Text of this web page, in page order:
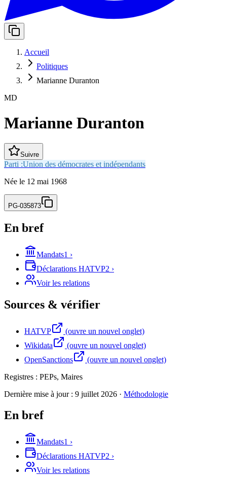
Accueil
Politiques
Marianne Duranton
MD
Marianne Duranton
Suivre
Parti :Union des démocrates et indépendants
Née le 12 mai 1968
PG-035873
En bref
Mandats1 ›
Déclarations HATVP2 ›
Voir les relations
Sources & vérifier
HATVP
(ouvre un nouvel onglet)
Wikidata
(ouvre un nouvel onglet)
OpenSanctions
(ouvre un nouvel onglet)
Registres : PEPs, Maires
Dernière mise à jour : 9 juillet 2026 · Méthodologie
En bref
Mandats1 ›
Déclarations HATVP2 ›
Voir les relations